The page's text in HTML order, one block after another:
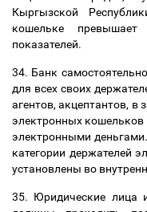
Кыргызской
кошельке
показателей.
34. Банк
для всех своих
агентов, акцептантов, в
электронных
электронными
категории держателей
установлены во
35. Юридические лица